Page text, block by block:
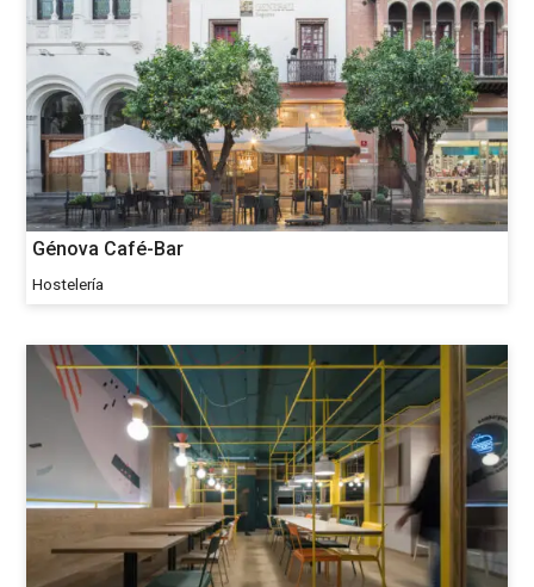
Génova Café-Bar
Hostelería